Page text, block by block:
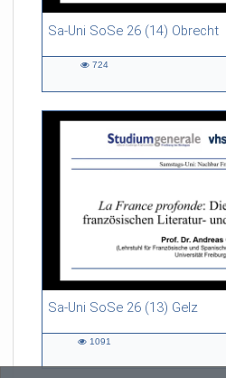
Sa-Uni SoSe 26 (14) Obrecht
46:53 duration
724
Sa-Uni SoSe 26 (13) Gelz
55:13 duration
1091